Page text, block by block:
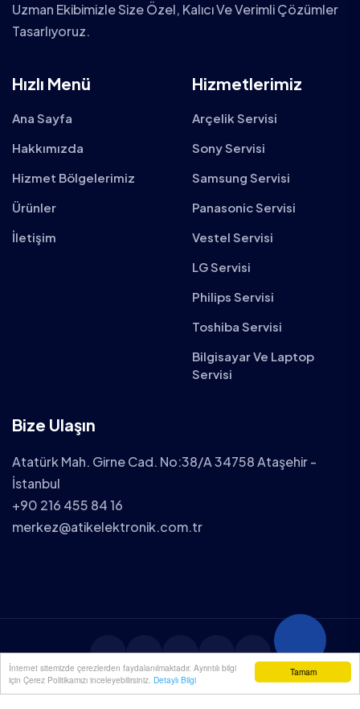
Tamam
İnternet sitemizde çerezlerden faydalanılmaktadır. Ayrıntılı bilgi
için Çerez Politikamızı inceleyebilirsiniz. Detaylı Bilgi
Uzman Ekibimizle Size Özel, Kalıcı Ve Verimli Çözümler
Tasarlıyoruz.
Hızlı Menü
Ana Sayfa
Hakkımızda
Hizmet Bölgelerimiz
Ürünler
İletişim
Hizmetlerimiz
Arçelik Servisi
Sony Servisi
Samsung Servisi
Panasonic Servisi
Vestel Servisi
LG Servisi
Philips Servisi
Toshiba Servisi
Bilgisayar Ve Laptop
Servisi
Bize Ulaşın
Atatürk Mah. Girne Cad. No:38/A 34758 Ataşehir -
İstanbul
+90 216 455 84 16
merkez@atikelektronik.com.tr
2025 ATİK ELEKTRONİK TÜM HAKLARI SAKLIDIR.